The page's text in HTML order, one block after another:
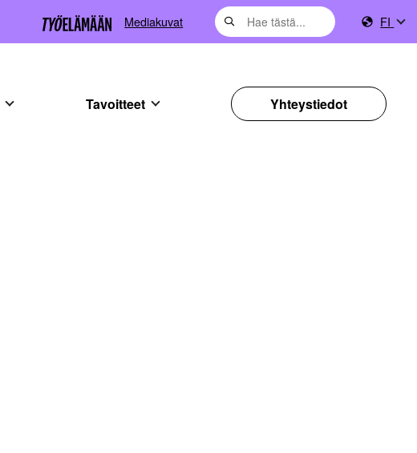
Mediakuvat FI
Tavoitteet Yhteystiedot